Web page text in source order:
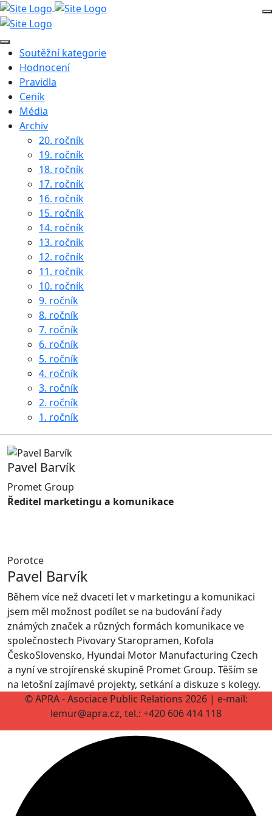
Soutěžní kategorie
Hodnocení
Pravidla
Ceník
Média
Archiv
20. ročník
19. ročník
18. ročník
17. ročník
16. ročník
15. ročník
14. ročník
13. ročník
12. ročník
11. ročník
10. ročník
9. ročník
8. ročník
7. ročník
6. ročník
5. ročník
4. ročník
3. ročník
2. ročník
1. ročník
Pavel Barvík
Promet Group
Ředitel marketingu a komunikace
Porotce
Pavel Barvík
Během více než dvaceti let v marketingu a komunikaci
jsem měl možnost podílet se na budování řady
známých značek a různých formách komunikace ve
společnostech Pivovary Staropramen, Kofola
ČeskoSlovensko, Hyundai Motor Manufacturing Czech
a nyní ve strojírenské skupině Promet Group. Těším se
na letošní zajímavé projekty, setkání a diskuze s kolegy.
© APRA - Asociace Public Relations 2026 | e-mail:
lemur@apra.cz, tel.: +420 606 414 118